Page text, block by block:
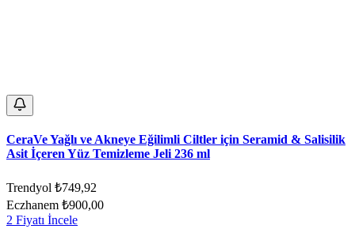
CeraVe Yağlı ve Akneye Eğilimli Ciltler için Seramid & Salisilik
Asit İçeren Yüz Temizleme Jeli 236 ml
Trendyol ₺749,92
Eczhanem ₺900,00
2 Fiyatı İncele